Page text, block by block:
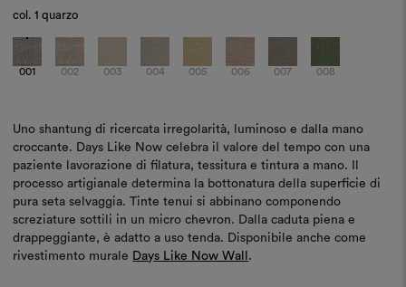
col.1 quarzo
001 002 003 004 005 006 007 008
Uno shantung di ricercata irregolarità, luminoso e dalla mano
croccante. Days Like Now celebra il valore del tempo con una
paziente lavorazione di filatura, tessitura e tintura a mano. Il
processo artigianale determina la bottonatura della superficie di
pura seta selvaggia. Tinte tenui si abbinano componendo
screziature sottili in un micro chevron. Dalla caduta piena e
drappeggiante, è adatto a uso tenda. Disponibile anche come
rivestimento murale Days Like Now Wall .